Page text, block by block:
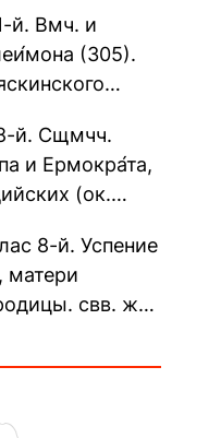
й. Вмч. и
(305).
Христа
й. Сщмчч.
и Ермокра́та,
(ок.
8-й. Успение
матери
свв. жен